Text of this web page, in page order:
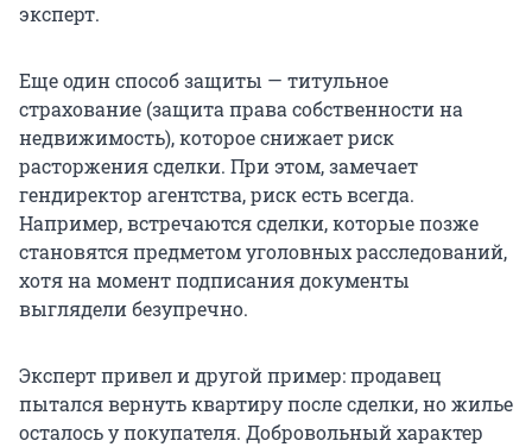
эксперт.
Еще один способ защиты — титульное
страхование (защита права собственности на
недвижимость), которое снижает риск
расторжения сделки. При этом, замечает
гендиректор агентства, риск есть всегда.
Например, встречаются сделки, которые позже
становятся предметом уголовных расследований,
хотя на момент подписания документы
выглядели безупречно.
Эксперт привел и другой пример: продавец
пытался вернуть квартиру после сделки, но жилье
осталось у покупателя. Добровольный характер